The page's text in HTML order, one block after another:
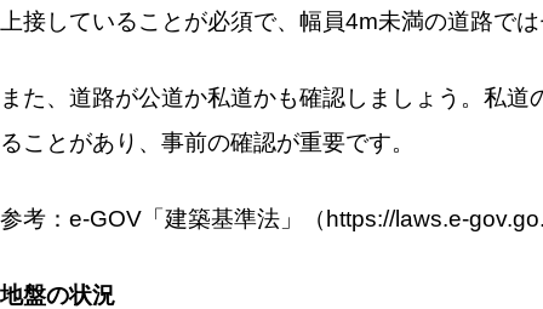
上接していることが必須で、幅員4m未満の道路で
また、道路が公道か私道かも確認しましょう。私
ることがあり、事前の確認が重要です。
参考：e-GOV「建築基準法」（https://laws.e-
地盤の状況